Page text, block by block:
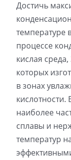
Достичь
температуре
процессе
кислая
которых
в зонах
наиболее
сплавы и
температур